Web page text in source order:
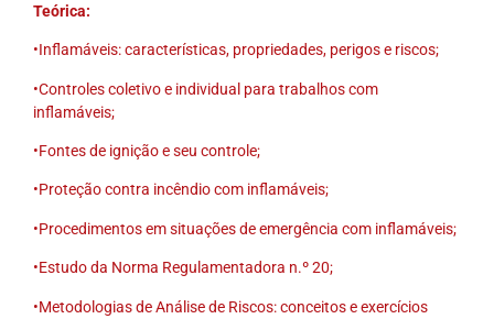
Teórica:
•Inflamáveis: características, propriedades, perigos e riscos;
•Controles coletivo e individual para trabalhos com
inflamáveis;
•Fontes de ignição e seu controle;
•Proteção contra incêndio com inflamáveis;
•Procedimentos em situações de emergência com inflamáveis;
•Estudo da Norma Regulamentadora n.º 20;
•Metodologias de Análise de Riscos: conceitos e exercícios